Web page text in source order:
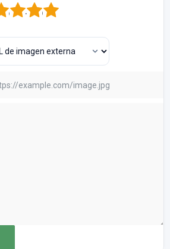
5
4
3